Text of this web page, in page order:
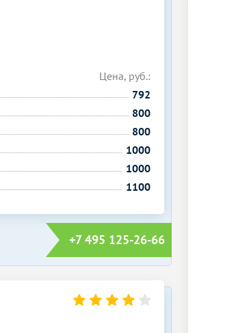
Цена, руб.:
792
800
800
1000
1000
1100
+7 495 125-26-66